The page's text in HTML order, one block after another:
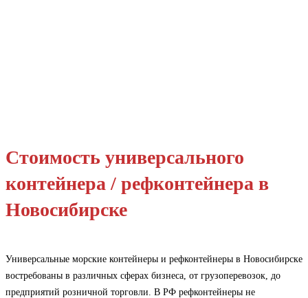
Стоимость универсального
контейнера / рефконтейнера в
Новосибирске
Универсальные морские контейнеры и рефконтейнеры в Новосибирске
востребованы в различных сферах бизнеса, от грузоперевозок, до
предприятий розничной торговли. В РФ рефконтейнеры не